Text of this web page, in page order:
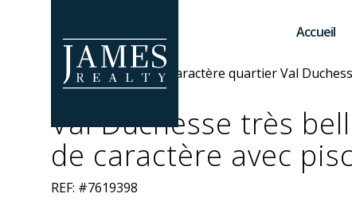
Accueil
Val Duchesse très
de caractère avec
REF: #7619398